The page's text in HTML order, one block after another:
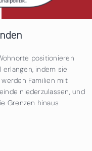
positionieren
indem sie
Familien mit
niederzulassen, und
Grenzen hinaus